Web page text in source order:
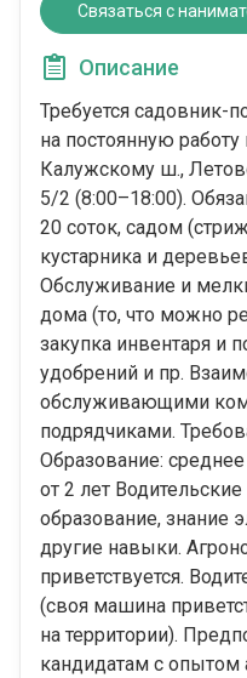
Связаться с
Описание
Требуется садовник-
на постоянную
Калужскому ш.,
5/2 (8:00–18:00).
20 соток, садом
кустарника и
Обслуживание и
дома (то, что можно
закупка инвентаря и
удобрений и пр.
обслуживающими
подрядчиками.
Образование:
от 2 лет
образование, знание
другие навыки.
приветствуется.
(своя машина
на территории).
кандидатам с опытом